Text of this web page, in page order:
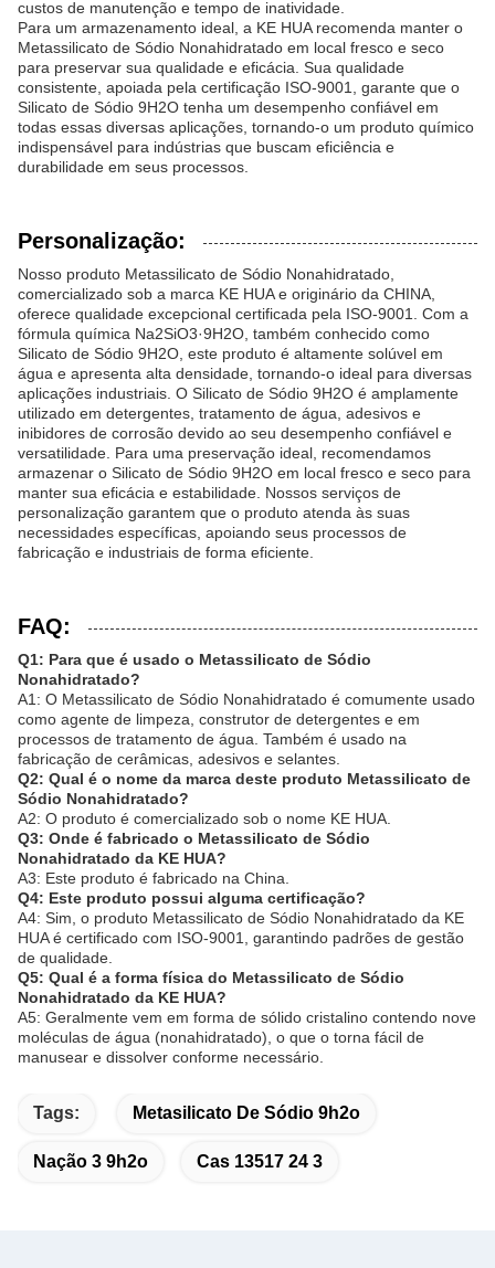
custos de manutenção e tempo de inatividade.
Para um armazenamento ideal, a KE HUA recomenda manter o
Metassilicato de Sódio Nonahidratado em local fresco e seco
para preservar sua qualidade e eficácia. Sua qualidade
consistente, apoiada pela certificação ISO-9001, garante que o
Silicato de Sódio 9H2O tenha um desempenho confiável em
todas essas diversas aplicações, tornando-o um produto químico
indispensável para indústrias que buscam eficiência e
durabilidade em seus processos.
Personalização:
Nosso produto Metassilicato de Sódio Nonahidratado,
comercializado sob a marca KE HUA e originário da CHINA,
oferece qualidade excepcional certificada pela ISO-9001. Com a
fórmula química Na2SiO3·9H2O, também conhecido como
Silicato de Sódio 9H2O, este produto é altamente solúvel em
água e apresenta alta densidade, tornando-o ideal para diversas
aplicações industriais. O Silicato de Sódio 9H2O é amplamente
utilizado em detergentes, tratamento de água, adesivos e
inibidores de corrosão devido ao seu desempenho confiável e
versatilidade. Para uma preservação ideal, recomendamos
armazenar o Silicato de Sódio 9H2O em local fresco e seco para
manter sua eficácia e estabilidade. Nossos serviços de
personalização garantem que o produto atenda às suas
necessidades específicas, apoiando seus processos de
fabricação e industriais de forma eficiente.
FAQ:
Q1: Para que é usado o Metassilicato de Sódio
Nonahidratado?
A1: O Metassilicato de Sódio Nonahidratado é comumente usado
como agente de limpeza, construtor de detergentes e em
processos de tratamento de água. Também é usado na
fabricação de cerâmicas, adesivos e selantes.
Q2: Qual é o nome da marca deste produto Metassilicato de
Sódio Nonahidratado?
A2: O produto é comercializado sob o nome KE HUA.
Q3: Onde é fabricado o Metassilicato de Sódio
Nonahidratado da KE HUA?
A3: Este produto é fabricado na China.
Q4: Este produto possui alguma certificação?
A4: Sim, o produto Metassilicato de Sódio Nonahidratado da KE
HUA é certificado com ISO-9001, garantindo padrões de gestão
de qualidade.
Q5: Qual é a forma física do Metassilicato de Sódio
Nonahidratado da KE HUA?
A5: Geralmente vem em forma de sólido cristalino contendo nove
moléculas de água (nonahidratado), o que o torna fácil de
manusear e dissolver conforme necessário.
Tags: Metasilicato De Sódio 9h2o
Nação 3 9h2o Cas 13517 24 3